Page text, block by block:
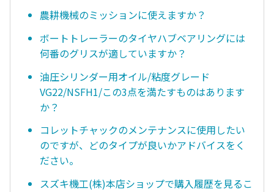
農耕機械のミッションに使えますか？
ボートトレーラーのタイヤハブベアリングには
何番のグリスが適していますか？
油圧シリンダー用オイル/粘度グレード
VG22/NSFH1/この3点を満たすものはあります
か？
コレットチャックのメンテナンスに使用したい
のですが、どのタイプが良いかアドバイスをく
ださい。
スズキ機工(株)本店ショップで購入履歴を見るこ